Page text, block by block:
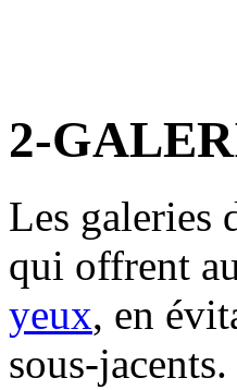
2-
Les galeries
qui offrent
yeux, en
sous-